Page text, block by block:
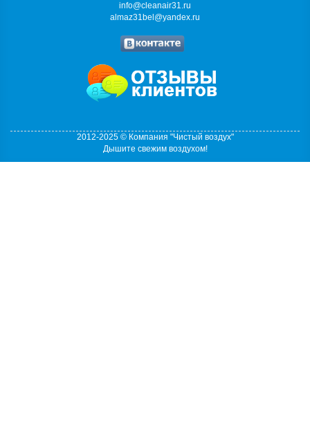
info@cleanair31.ru
almaz31bel@yandex.ru
2012-2025 © Компания "Чистый воздух"
Дышите свежим воздухом!